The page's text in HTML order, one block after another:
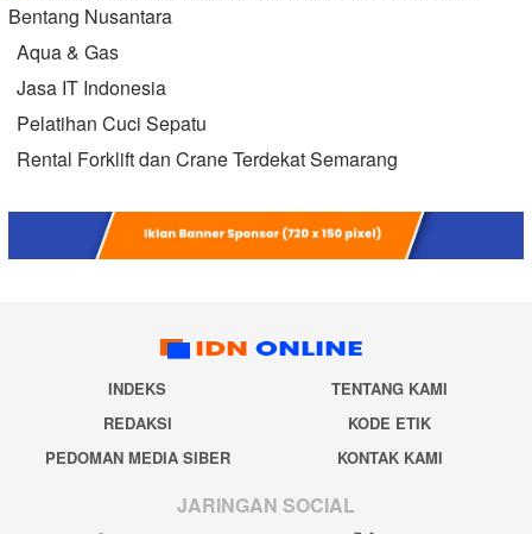
Bentang Nusantara
Aqua & Gas
Jasa IT Indonesia
Pelatihan Cuci Sepatu
Rental Forklift dan Crane Terdekat Semarang
INDEKS
TENTANG KAMI
REDAKSI
KODE ETIK
PEDOMAN MEDIA SIBER
KONTAK KAMI
JARINGAN SOCIAL